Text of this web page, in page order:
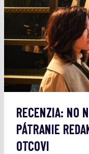
RECENZIA: NO
PÁTRANIE
OTCOVI